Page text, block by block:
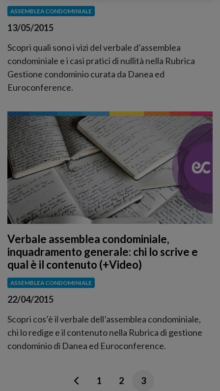
ASSEMBLEA CONDOMINIALE
13/05/2015
Scopri quali sono i vizi del verbale d’assemblea
condominiale e i casi pratici di nullità nella Rubrica
Gestione condominio curata da Danea ed
Euroconference.
Verbale assemblea condominiale,
inquadramento generale: chi lo scrive e
qual è il contenuto (+Video)
ASSEMBLEA CONDOMINIALE
22/04/2015
Scopri cos’è il verbale dell’assemblea condominiale,
chi lo redige e il contenuto nella Rubrica di gestione
condominio di Danea ed Euroconference.
1 2 3